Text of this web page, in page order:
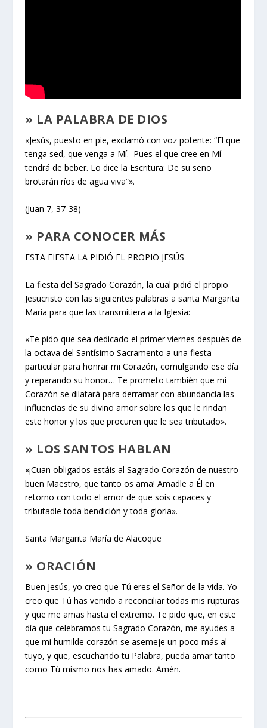
» LA PALABRA DE DIOS
«Jesús, puesto en pie, exclamó con voz potente: “El que
tenga sed, que venga a Mí. Pues el que cree en Mí
tendrá de beber. Lo dice la Escritura: De su seno
brotarán ríos de agua viva”».
(Juan 7, 37-38)
» PARA CONOCER MÁS
ESTA FIESTA LA PIDIÓ EL PROPIO JESÚS
La fiesta del Sagrado Corazón, la cual pidió el propio
Jesucristo con las siguientes palabras a santa Margarita
María para que las transmitiera a la Iglesia:
«Te pido que sea dedicado el primer viernes después de
la octava del Santísimo Sacramento a una fiesta
particular para honrar mi Corazón, comulgando ese día
y reparando su honor… Te prometo también que mi
Corazón se dilatará para derramar con abundancia las
influencias de su divino amor sobre los que le rindan
este honor y los que procuren que le sea tributado».
» LOS SANTOS HABLAN
«¡Cuan obligados estáis al Sagrado Corazón de nuestro
buen Maestro, que tanto os ama! Amadle a Él en
retorno con todo el amor de que sois capaces y
tributadle toda bendición y toda gloria».
Santa Margarita María de Alacoque
» ORACIÓN
Buen Jesús, yo creo que Tú eres el Señor de la vida. Yo
creo que Tú has venido a reconciliar todas mis rupturas
y que me amas hasta el extremo. Te pido que, en este
día que celebramos tu Sagrado Corazón, me ayudes a
que mi humilde corazón se asemeje un poco más al
tuyo, y que, escuchando tu Palabra, pueda amar tanto
como Tú mismo nos has amado. Amén.